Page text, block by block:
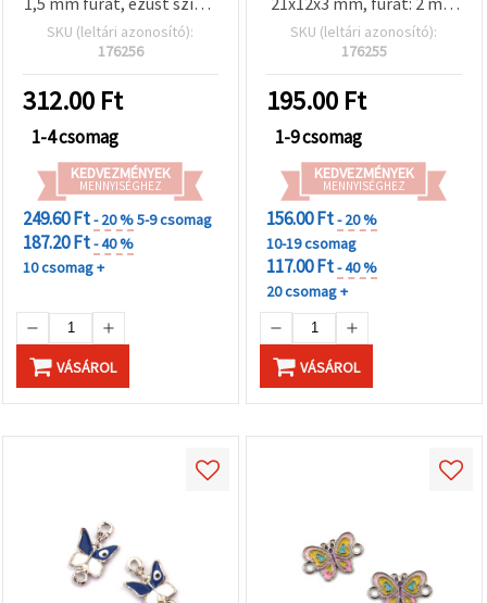
kiválasztásával
"Mentés"
kattintva.
Fogadja
mindet
Beállítások
5 db/csomag,
ékszerkészítéshez
SKU (leltári azonosító):
176256
312.00 Ft
1-4 csomag
KEDVEZMÉNYEK
MENNYISÉGHEZ
249.60 Ft- 20 %5-9 csomag
187.20 Ft- 40 %
10 csomag +
VÁSÁROL
- 2 db
SKU (leltári azonosító):
176255
195.00 Ft
1-9 csomag
KEDVEZMÉNYEK
MENNYISÉGHEZ
156.00 Ft- 20 %
10-19 csomag
117.00 Ft- 40 %
20 csomag +
VÁSÁROL